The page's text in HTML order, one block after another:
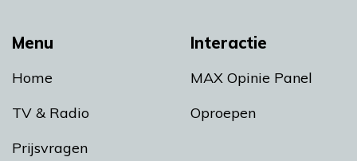
Menu
Home
TV & Radio
Prijsvragen
Interactie
MAX Opinie Panel
Oproepen